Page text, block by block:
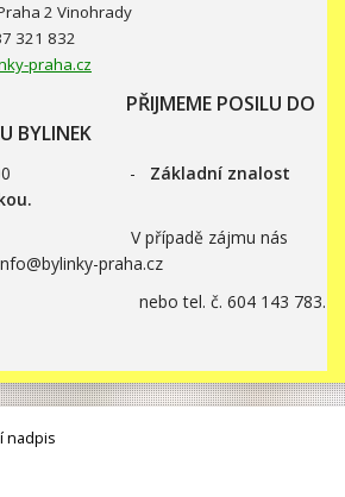
18 Praha 2 Vinohrady
737 321 832
praha.cz
PŘIJMEME POSILU DO
BYLINEK
- 18,00 - Základní znalost
V případě zájmu nás
info@bylinky-praha.cz
č. 604 143 783.
nadpis